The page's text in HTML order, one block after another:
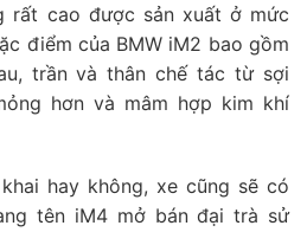
rất cao được sản xuất ở mức
điểm của BMW iM2 bao gồm
trần và thân chế tác từ sợi
hơn và mâm hợp kim khí
hay không, xe cũng sẽ có
tên iM4 mở bán đại trà sử